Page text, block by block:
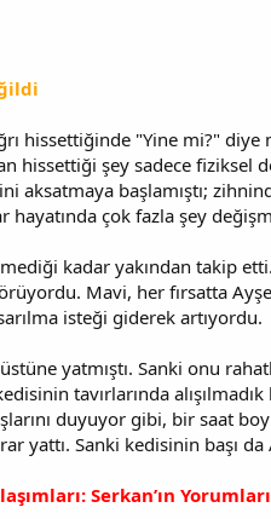
hissettiğinde "Yine mi?" diye
hissettiği şey sadece
aksatmaya başlamıştı;
hayatında çok fazla şey
kadar yakından takip
Mavi, her fırsatta
isteği giderek artıyordu.
yatmıştı. Sanki onu
tavırlarında
duyuyor gibi, bir saat
yattı. Sanki kedisinin başı
Serkan’ın Yorumları